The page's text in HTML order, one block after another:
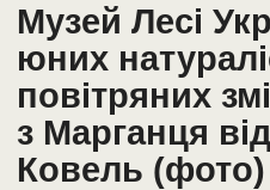
Музей Лесі
юних
повітряних
з Марганця
Ковель (фото)